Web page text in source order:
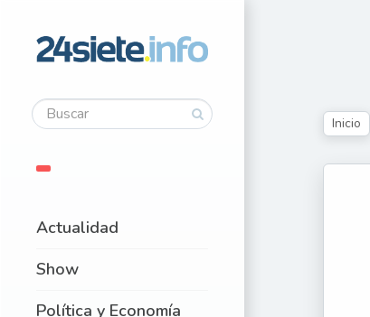
Actualidad
Show
Política y Economía
Inicio